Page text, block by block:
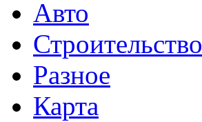
Авто
Строительство
Разное
Карта